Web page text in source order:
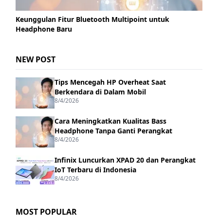
Keunggulan Fitur Bluetooth Multipoint untuk
Headphone Baru
NEW POST
Tips Mencegah HP Overheat Saat
Berkendara di Dalam Mobil
8/4/2026
Cara Meningkatkan Kualitas Bass
Headphone Tanpa Ganti Perangkat
8/4/2026
Infinix Luncurkan XPAD 20 dan Perangkat
IoT Terbaru di Indonesia
8/4/2026
MOST POPULAR